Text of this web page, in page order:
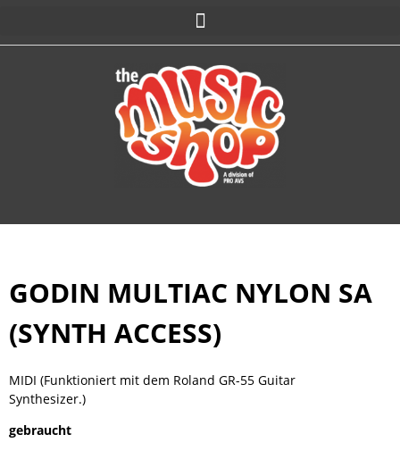
GODIN MULTIAC NYLON SA
(SYNTH ACCESS)
MIDI (Funktioniert mit dem Roland GR-55 Guitar
Synthesizer.)
gebraucht